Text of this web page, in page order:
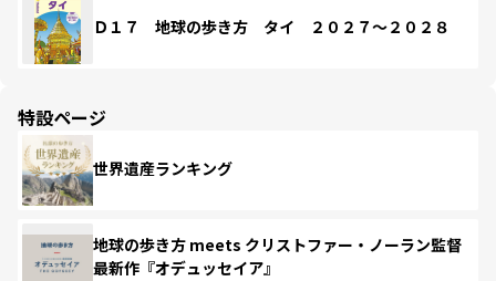
Ｄ１７ 地球の歩き方 タイ ２０２７～２０２８
特設ページ
世界遺産ランキング
地球の歩き方 meets クリストファー・ノーラン監督
最新作『オデュッセイア』